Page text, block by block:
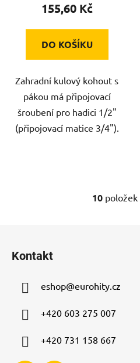
155,60 Kč
DO KOŠÍKU
Zahradní kulový kohout s
pákou má připojovací
šroubení pro hadici 1/2"
(připojovací matice 3/4").
O
10položek
Kontakt
eshop@eurohity.cz
+420 603 275 007
+420 731 158 667